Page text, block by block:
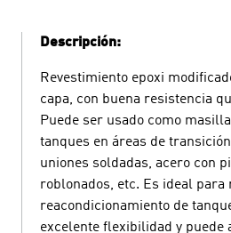
Descripción:
Revestimiento epoxi
capa, con buena resistencia
Puede ser usado como
tanques en áreas de
uniones soldadas, acero con
roblonados, etc. Es ideal para
reacondicionamiento de
excelente flexibilidad y puede